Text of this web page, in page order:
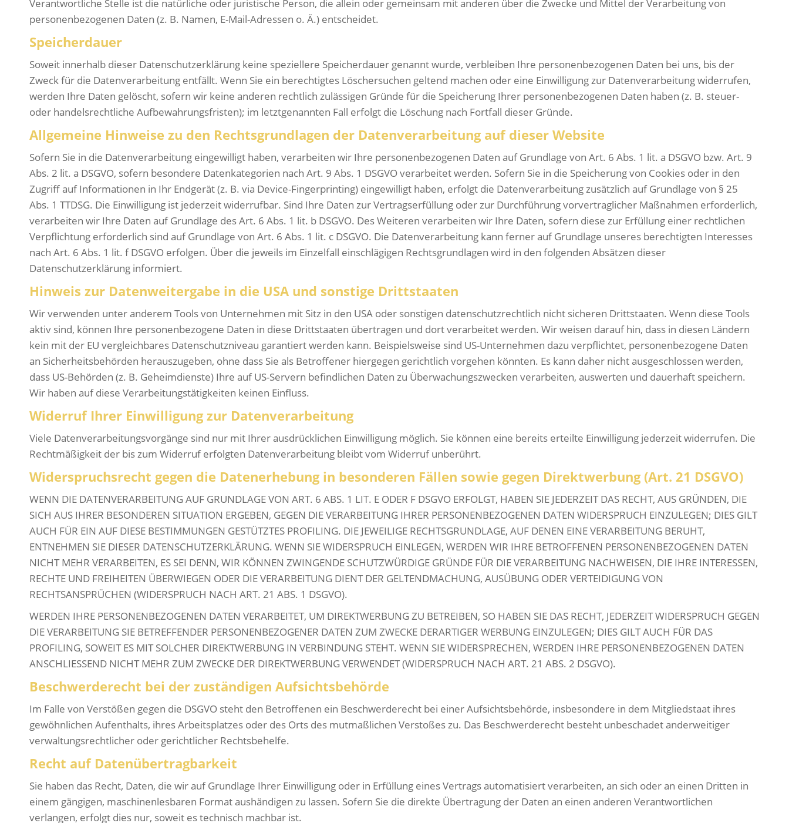
Verantwortliche Stelle ist die natürliche oder juristische Person, die allein oder gemeinsam mit anderen über die Zwecke und Mittel der Verarbeitung von
personenbezogenen Daten (z. B. Namen, E-Mail-Adressen o. Ä.) entscheidet.
Speicherdauer
Soweit innerhalb dieser Datenschutzerklärung keine speziellere Speicherdauer genannt wurde, verbleiben Ihre personenbezogenen Daten bei uns, bis der
Zweck für die Datenverarbeitung entfällt. Wenn Sie ein berechtigtes Löschersuchen geltend machen oder eine Einwilligung zur Datenverarbeitung widerrufen,
werden Ihre Daten gelöscht, sofern wir keine anderen rechtlich zulässigen Gründe für die Speicherung Ihrer personenbezogenen Daten haben (z. B. steuer-
oder handelsrechtliche Aufbewahrungsfristen); im letztgenannten Fall erfolgt die Löschung nach Fortfall dieser Gründe.
Allgemeine Hinweise zu den Rechtsgrundlagen der Datenverarbeitung auf dieser Website
Sofern Sie in die Datenverarbeitung eingewilligt haben, verarbeiten wir Ihre personenbezogenen Daten auf Grundlage von Art. 6 Abs. 1 lit. a DSGVO bzw. Art. 9
Abs. 2 lit. a DSGVO, sofern besondere Datenkategorien nach Art. 9 Abs. 1 DSGVO verarbeitet werden. Sofern Sie in die Speicherung von Cookies oder in den
Zugriff auf Informationen in Ihr Endgerät (z. B. via Device-Fingerprinting) eingewilligt haben, erfolgt die Datenverarbeitung zusätzlich auf Grundlage von § 25
Abs. 1 TTDSG. Die Einwilligung ist jederzeit widerrufbar. Sind Ihre Daten zur Vertragserfüllung oder zur Durchführung vorvertraglicher Maßnahmen erforderlich,
verarbeiten wir Ihre Daten auf Grundlage des Art. 6 Abs. 1 lit. b DSGVO. Des Weiteren verarbeiten wir Ihre Daten, sofern diese zur Erfüllung einer rechtlichen
Verpflichtung erforderlich sind auf Grundlage von Art. 6 Abs. 1 lit. c DSGVO. Die Datenverarbeitung kann ferner auf Grundlage unseres berechtigten Interesses
nach Art. 6 Abs. 1 lit. f DSGVO erfolgen. Über die jeweils im Einzelfall einschlägigen Rechtsgrundlagen wird in den folgenden Absätzen dieser
Datenschutzerklärung informiert.
Hinweis zur Datenweitergabe in die USA und sonstige Drittstaaten
Wir verwenden unter anderem Tools von Unternehmen mit Sitz in den USA oder sonstigen datenschutzrechtlich nicht sicheren Drittstaaten. Wenn diese Tools
aktiv sind, können Ihre personenbezogene Daten in diese Drittstaaten übertragen und dort verarbeitet werden. Wir weisen darauf hin, dass in diesen Ländern
kein mit der EU vergleichbares Datenschutzniveau garantiert werden kann. Beispielsweise sind US-Unternehmen dazu verpflichtet, personenbezogene Daten
an Sicherheitsbehörden herauszugeben, ohne dass Sie als Betroffener hiergegen gerichtlich vorgehen könnten. Es kann daher nicht ausgeschlossen werden,
dass US-Behörden (z. B. Geheimdienste) Ihre auf US-Servern befindlichen Daten zu Überwachungszwecken verarbeiten, auswerten und dauerhaft speichern.
Wir haben auf diese Verarbeitungstätigkeiten keinen Einfluss.
Widerruf Ihrer Einwilligung zur Datenverarbeitung
Viele Datenverarbeitungsvorgänge sind nur mit Ihrer ausdrücklichen Einwilligung möglich. Sie können eine bereits erteilte Einwilligung jederzeit widerrufen. Die
Rechtmäßigkeit der bis zum Widerruf erfolgten Datenverarbeitung bleibt vom Widerruf unberührt.
Widerspruchsrecht gegen die Datenerhebung in besonderen Fällen sowie gegen Direktwerbung (Art. 21 DSGVO)
WENN DIE DATENVERARBEITUNG AUF GRUNDLAGE VON ART. 6 ABS. 1 LIT. E ODER F DSGVO ERFOLGT, HABEN SIE JEDERZEIT DAS RECHT, AUS GRÜNDEN, DIE
SICH AUS IHRER BESONDEREN SITUATION ERGEBEN, GEGEN DIE VERARBEITUNG IHRER PERSONENBEZOGENEN DATEN WIDERSPRUCH EINZULEGEN; DIES GILT
AUCH FÜR EIN AUF DIESE BESTIMMUNGEN GESTÜTZTES PROFILING. DIE JEWEILIGE RECHTSGRUNDLAGE, AUF DENEN EINE VERARBEITUNG BERUHT,
ENTNEHMEN SIE DIESER DATENSCHUTZERKLÄRUNG. WENN SIE WIDERSPRUCH EINLEGEN, WERDEN WIR IHRE BETROFFENEN PERSONENBEZOGENEN DATEN
NICHT MEHR VERARBEITEN, ES SEI DENN, WIR KÖNNEN ZWINGENDE SCHUTZWÜRDIGE GRÜNDE FÜR DIE VERARBEITUNG NACHWEISEN, DIE IHRE INTERESSEN,
RECHTE UND FREIHEITEN ÜBERWIEGEN ODER DIE VERARBEITUNG DIENT DER GELTENDMACHUNG, AUSÜBUNG ODER VERTEIDIGUNG VON
RECHTSANSPRÜCHEN (WIDERSPRUCH NACH ART. 21 ABS. 1 DSGVO).
WERDEN IHRE PERSONENBEZOGENEN DATEN VERARBEITET, UM DIREKTWERBUNG ZU BETREIBEN, SO HABEN SIE DAS RECHT, JEDERZEIT WIDERSPRUCH GEGEN
DIE VERARBEITUNG SIE BETREFFENDER PERSONENBEZOGENER DATEN ZUM ZWECKE DERARTIGER WERBUNG EINZULEGEN; DIES GILT AUCH FÜR DAS
PROFILING, SOWEIT ES MIT SOLCHER DIREKTWERBUNG IN VERBINDUNG STEHT. WENN SIE WIDERSPRECHEN, WERDEN IHRE PERSONENBEZOGENEN DATEN
ANSCHLIESSEND NICHT MEHR ZUM ZWECKE DER DIREKTWERBUNG VERWENDET (WIDERSPRUCH NACH ART. 21 ABS. 2 DSGVO).
Beschwerde­recht bei der zuständigen Aufsichts­behörde
Im Falle von Verstößen gegen die DSGVO steht den Betroffenen ein Beschwerderecht bei einer Aufsichtsbehörde, insbesondere in dem Mitgliedstaat ihres
gewöhnlichen Aufenthalts, ihres Arbeitsplatzes oder des Orts des mutmaßlichen Verstoßes zu. Das Beschwerderecht besteht unbeschadet anderweitiger
verwaltungsrechtlicher oder gerichtlicher Rechtsbehelfe.
Recht auf Daten­übertrag­barkeit
Sie haben das Recht, Daten, die wir auf Grundlage Ihrer Einwilligung oder in Erfüllung eines Vertrags automatisiert verarbeiten, an sich oder an einen Dritten in
einem gängigen, maschinenlesbaren Format aushändigen zu lassen. Sofern Sie die direkte Übertragung der Daten an einen anderen Verantwortlichen
verlangen, erfolgt dies nur, soweit es technisch machbar ist.